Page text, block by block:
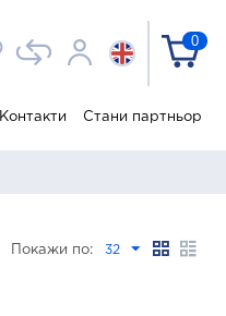
0
Контакти Стани партньор
Покажи по: 32